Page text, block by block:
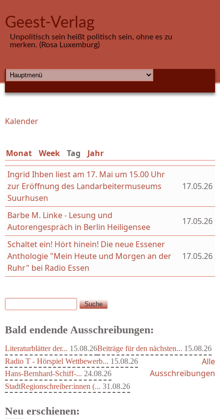
Geest-Verlag
Unpolitisch sein heißt politisch sein, ohne es zu
merken. (Rosa Luxemburg)
HAUPTMENÜ
Sie sind hier
Kalender
Monat Week Tag (aktiver Reiter)
Jahr
Ingrid Ihben liest am 17. Mai um 15.00 Uhr
zur Eröffnung des Landarbeitermuseums
Suurhusen
17.05.26
Barbe M. Linke - Lesung und
Autorengespräch in Berlin Heiligensee
17.05.26
Schaltet ein! Hört hinein! Die neue Essener
Anthologie "Mein Heute und Morgen an der
Ruhr" bei Radio Essen
17.05.26
Suchformular
Suche
Bald endende Ausschreibungen:
Literaturblätter der... 15.08.26Beiträge für den nächsten... 15.08.26
Radio T - Hörspiel Wettbewerb... 15.08.26
Hans-Bernhard-Schiff-... 24.08.26
StadtRegionschreiber:innen (... 31.08.26
Alle
Ausschreibungen
Neu erschienen: